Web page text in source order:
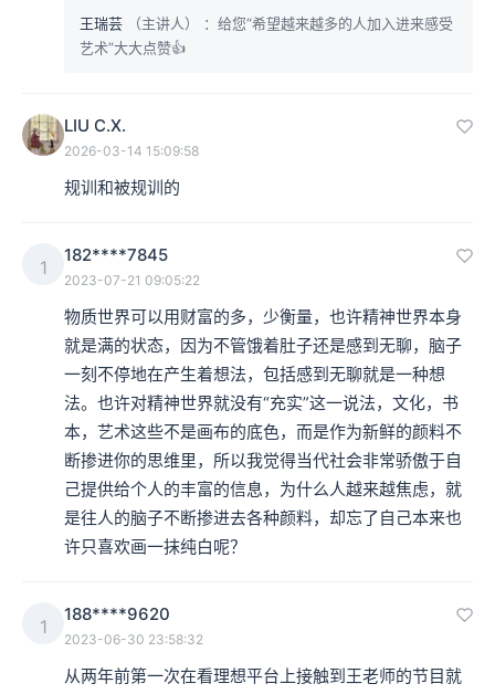
王瑞芸 （主讲人）
：给您“希望越来越多的人加入进来感受
艺术”大大点赞👍
LIU C.X.
2026-03-14 15:09:58
规训和被规训的
1
182****7845
2023-07-21 09:05:22
物质世界可以用财富的多，少衡量，也许精神世界本身
就是满的状态，因为不管饿着肚子还是感到无聊，脑子
一刻不停地在产生着想法，包括感到无聊就是一种想
法。也许对精神世界就没有“充实”这一说法，文化，书
本，艺术这些不是画布的底色，而是作为新鲜的颜料不
断掺进你的思维里，所以我觉得当代社会非常骄傲于自
己提供给个人的丰富的信息，为什么人越来越焦虑，就
是往人的脑子不断掺进去各种颜料，却忘了自己本来也
许只喜欢画一抹纯白呢？
1
188****9620
2023-06-30 23:58:32
从两年前第一次在看理想平台上接触到王老师的节目就